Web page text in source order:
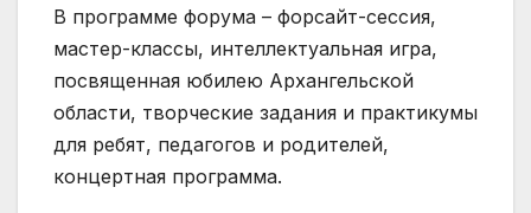
В программе форума – форсайт-сессия,
мастер-классы, интеллектуальная игра,
посвященная юбилею Архангельской
области, творческие задания и практикумы
для ребят, педагогов и родителей,
концертная программа.